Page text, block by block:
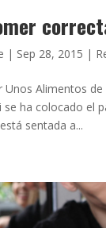
| Sep 28, 2015 |
Unos Alimentos
se ha colocado el
sentada a...